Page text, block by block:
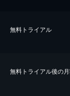
無料トライアル
無料トライアル後の